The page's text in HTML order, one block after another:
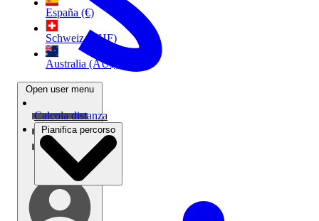
España (€)
Schweiz (CHF)
Australia (AU$)
Open user menu
Calcola distanza
Pianifica percorso